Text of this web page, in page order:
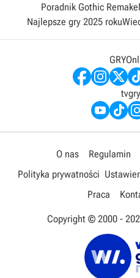
Poradnik Gothic Remake
Najlepsze gry 2025 roku
O nas Regulamin
Polityka prywatności
Praca
Copyright © 2000 -